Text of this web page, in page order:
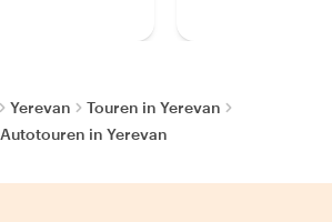
Yerevan
Touren in Yerevan
Autotouren in Yerevan